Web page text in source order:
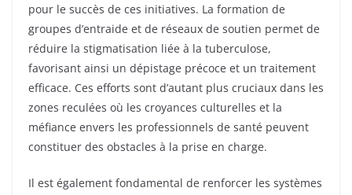
pour le succès de ces initiatives. La formation de
groupes d’entraide et de réseaux de soutien permet de
réduire la stigmatisation liée à la tuberculose,
favorisant ainsi un dépistage précoce et un traitement
efficace. Ces efforts sont d’autant plus cruciaux dans les
zones reculées où les croyances culturelles et la
méfiance envers les professionnels de santé peuvent
constituer des obstacles à la prise en charge.
Il est également fondamental de renforcer les systèmes